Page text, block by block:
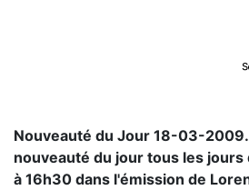
Nouveauté du Jour 18-03-
nouveauté du jour tous les jours
à 16h30 dans l'émission de